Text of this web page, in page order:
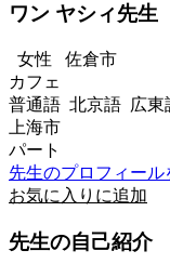
ワン ヤシィ先生
女性 佐倉市
カフェ
普通語 北京語 広
上海市
パート
先生のプロフィール
お気に入りに追加
先生の自己紹介